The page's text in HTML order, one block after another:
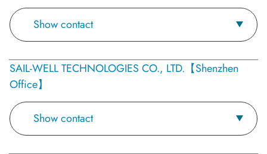
Show contact
SAIL-WELL TECHNOLOGIES CO., LTD.【Shenzhen
Office】
Show contact